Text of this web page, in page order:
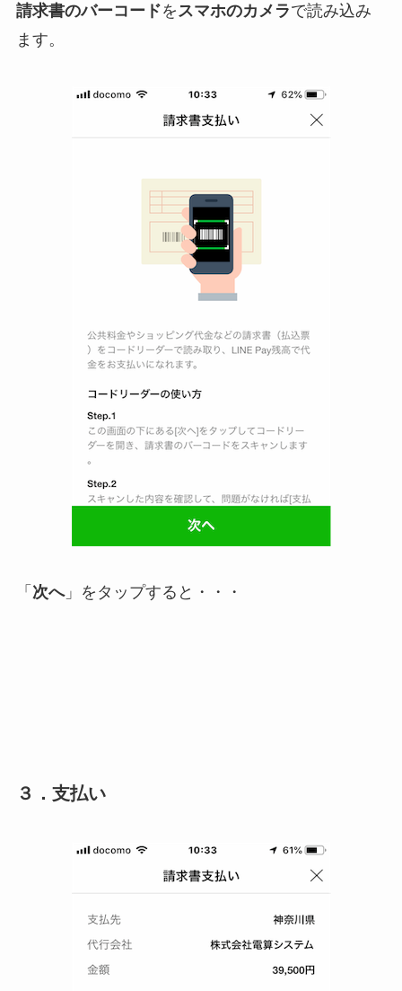
請求書のバーコードを スマホのカメラで読み込み
ます。
「 次へ」をタップすると・・・
３．支払い